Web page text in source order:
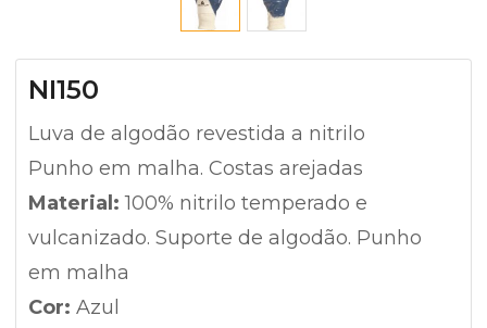
NI150
Luva de algodão revestida a nitrilo
Punho em malha. Costas arejadas
Material: 100% nitrilo temperado e
vulcanizado. Suporte de algodão. Punho
em malha
Cor: Azul